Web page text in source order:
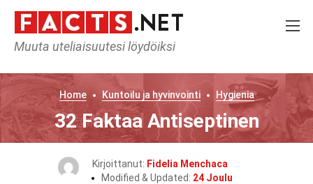
Muuta uteliaisuutesi löydöiksi
Home Kuntoilu ja hyvinvointi Hygienia
32 Faktaa Antiseptinen
Kirjoittanut: Fidelia Menchaca
Modified & Updated: 24 Joulu